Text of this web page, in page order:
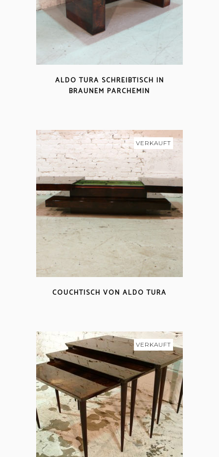
ALDO TURA SCHREIBTISCH IN
BRAUNEM PARCHEMIN
VERKAUFT
COUCHTISCH VON ALDO TURA
VERKAUFT